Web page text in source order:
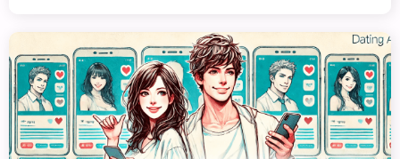
でまとめてみたの。